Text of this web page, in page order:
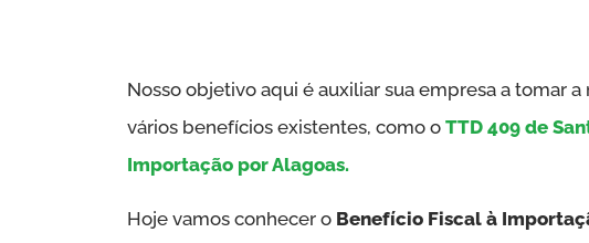
Nosso objetivo aqui é auxiliar sua empresa a tomar
vários benefícios existentes, como oTTD 409 de
Importação por Alagoas.
Hoje vamos conhecer o Benefício Fiscal à